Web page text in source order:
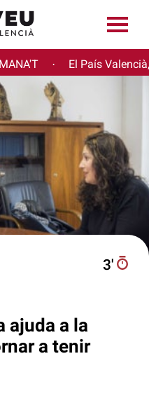
· El País
3′
ajuda a la
a tenir